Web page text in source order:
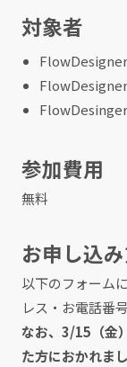
対象者
参加費用
無料
お申し込
以下のフォーム
レス・お電話番
なお、3/15（金
た方におかれま